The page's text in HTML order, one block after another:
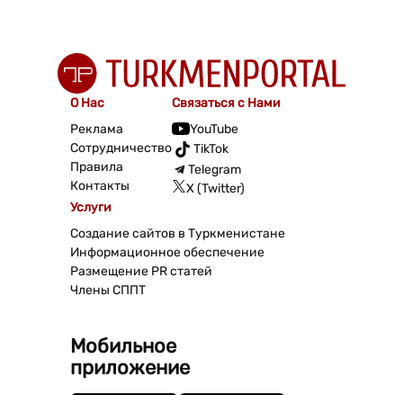
О Нас
Реклама
Сотрудничество
Правила
Контакты
Связаться с Нами
YouTube
TikTok
Telegram
X (Twitter)
Услуги
Создание сайтов в Туркменистане
Информационное обеспечение
Размещение PR статей
Члены СППТ
Мобильное
приложение